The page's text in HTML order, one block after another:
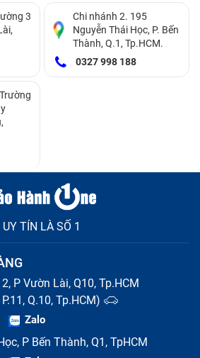
cứng khiến mạch bên trong sạc bị
giản là thói quen lôi, kéo khiến
giãn, nứt, trơ dây đồng gây nguy
dụng.
dụng lâu dài và liên tục, sạc
sử dụng và cần thay thế. Lúc
thì bạn vẫn nên sắm ngay sạc
năng và độ bền cho điện thoại
gồm công).
3
Chi nhánh 2. 195
Nguyễn Thái Học, P. Bến
Thành, Q.1, Tp.HCM.
0327 998 188
UY TÍN LÀ SỐ 1
P Vườn Lài, Q10, Tp.HCM
Q.10, Tp.HCM)
Zalo
P Bến Thành, Q1, TpHCM